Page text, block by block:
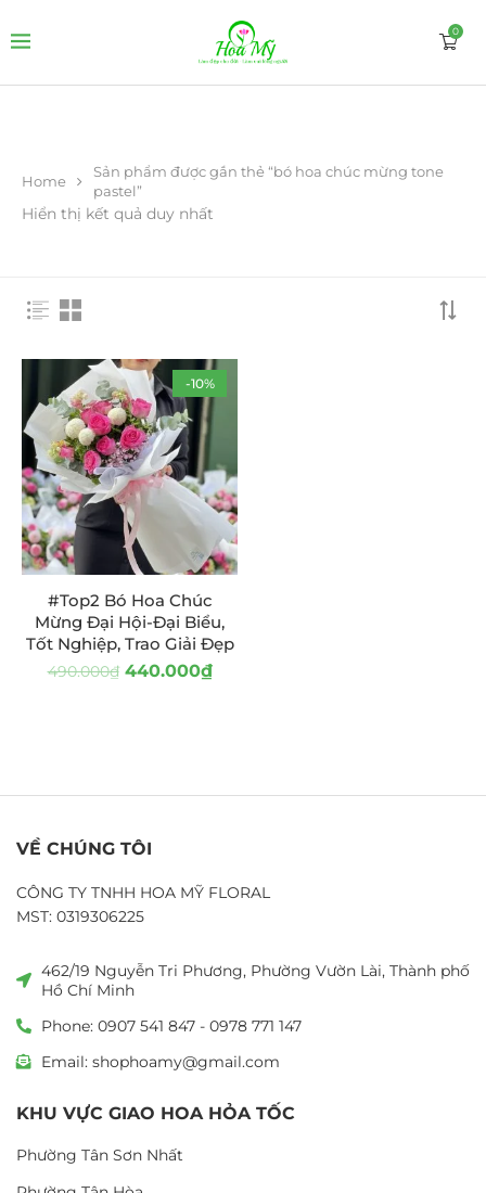
0
Home
Sản phẩm được gắn thẻ “bó hoa chúc mừng tone
pastel”
Hiển thị kết quả duy nhất
-10%
#Top2 Bó Hoa Chúc
Mừng Đại Hội-Đại Biểu,
Tốt Nghiệp, Trao Giải Đẹp
490.000₫ 440.000₫
VỀ CHÚNG TÔI
CÔNG TY TNHH HOA MỸ FLORAL
MST: 0319306225
462/19 Nguyễn Tri Phương, Phường Vườn Lài, Thành phố
Hồ Chí Minh
Phone: 0907 541 847 - 0978 771 147
Email: shophoamy@gmail.com
KHU VỰC GIAO HOA HỎA TỐC
Phường Tân Sơn Nhất